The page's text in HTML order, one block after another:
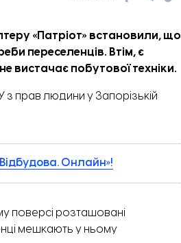
«Патріот» встановили, що
переселенців. Втім, є
вистачає побутової техніки.
прав людини у Запорізькій
Онлайн»!
поверсі розташовані
мешкають у ньому